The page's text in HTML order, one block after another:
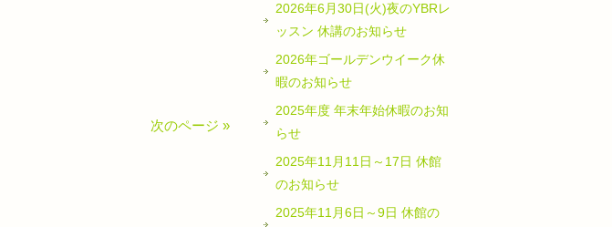
次のページ »
2026年6月30日(火)夜のYBRレ
ッスン 休講のお知らせ
2026年ゴールデンウイーク休
暇のお知らせ
2025年度 年末年始休暇のお知
らせ
2025年11月11日～17日 休館
のお知らせ
2025年11月6日～9日 休館の